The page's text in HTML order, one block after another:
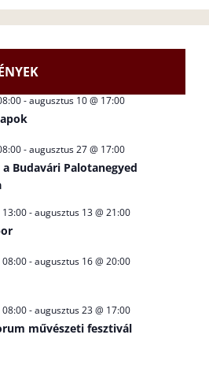
-augusztus 10 @ 17:00
-augusztus 27 @ 17:00
Budavári Palotanegyed
13:00-augusztus 13 @ 21:00
08:00-augusztus 16 @ 20:00
08:00-augusztus 23 @ 17:00
művészeti fesztivál